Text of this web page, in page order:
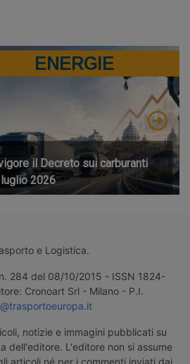
ENERGIE
il Decreto sui carburanti
2026
e Logistica.
284 del 08/10/2015 - ISSN 1824-
Cronoart Srl - Milano - P.I.
notizie e immagini pubblicati su
dell'editore. L'editore non si assume
articoli né per i commenti inviati dai